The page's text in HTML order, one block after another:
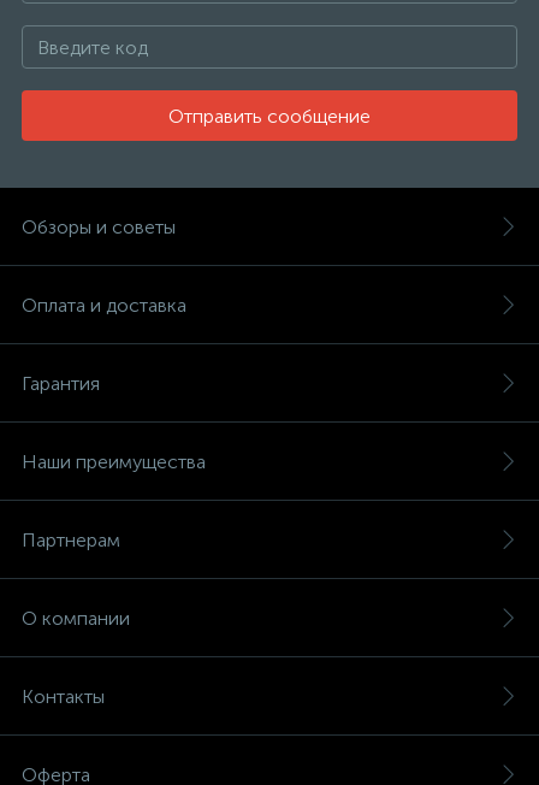
Отправить сообщение
Обзоры и советы
Оплата и доставка
Гарантия
Наши преимущества
Партнерам
О компании
Контакты
Оферта